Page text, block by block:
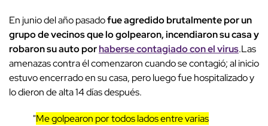
En junio del año pasadofue agredido brutalmente por un
grupo de vecinos que lo golpearon, incendiaron su casa y
robaron su auto porhaberse contagiado con el virus.Las
amenazas contra él comenzaron cuando se contagió; al inicio
estuvo encerrado en su casa, pero luego fue hospitalizado y
lo dieron de alta 14 días después.
"Me golpearon por todos lados entre varias